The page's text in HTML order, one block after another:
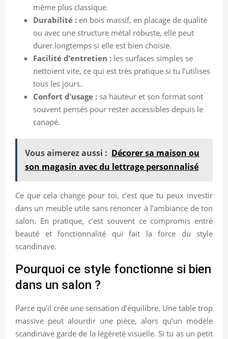
même plus classique.
Durabilité : en bois massif, en placage de qualité
ou avec une structure métal robuste, elle peut
durer longtemps si elle est bien choisie.
Facilité d’entretien : les surfaces simples se
nettoient vite, ce qui est très pratique si tu l’utilises
tous les jours.
Confort d’usage : sa hauteur et son format sont
souvent pensés pour rester accessibles depuis le
canapé.
Vous aimerez aussi : Décorer sa maison ou
son magasin avec du lettrage personnalisé
Ce que cela change pour toi, c’est que tu peux investir
dans un meuble utile sans renoncer à l’ambiance de ton
salon. En pratique, c’est souvent ce compromis entre
beauté et fonctionnalité qui fait la force du style
scandinave.
Pourquoi ce style fonctionne si bien
dans un salon ?
Parce qu’il crée une sensation d’équilibre. Une table trop
massive peut alourdir une pièce, alors qu’un modèle
scandinave garde de la légèreté visuelle. Si tu as un petit